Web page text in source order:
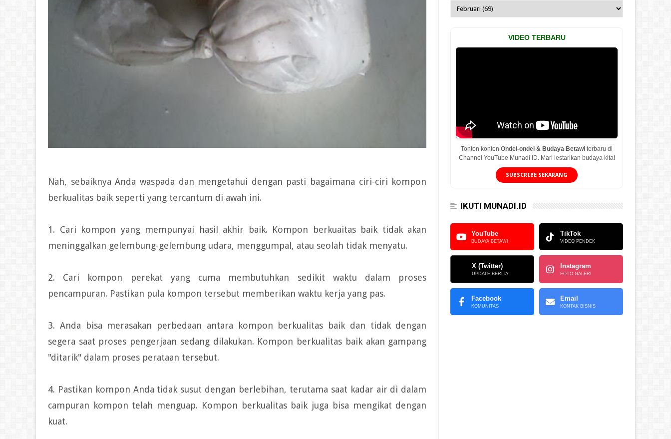
Nah, sebaiknya Anda waspada dan mengetahui dengan pasti bagaimana ciri-ciri kompon
berkualitas baik seperti yang tercantum di awah ini.
1. Cari kompon yang mempunyai hasil akhir baik. Kompon berkuaitas baik tidak akan
meninggalkan gelembung-gelembung udara, menggumpal, atau seolah tidak menyatu.
2. Cari kompon perekat yang cuma membutuhkan sedikit waktu dalam proses
pencampuran. Pastikan pula kompon tersebut memberikan waktu kerja yang pas.
3. Anda bisa merasakan perbedaan antara kompon berkualitas baik dan tidak dengan
segera saat proses pengerjaan sedang dilakukan. Kompon berkualitas baik akan gampang
"ditarik" dalam proses perataan tersebut.
4. Pastikan kompon Anda tidak susut dengan berlebihan, terutama saat kadar air di dalam
campuran kompon telah menguap. Kompon berkualitas baik juga bisa mengikat dengan
kuat.
VIDEO TERBARU
Tonton kontenOndel-ondel & Budaya Betawi terbaru di
Channel YouTube Munadi ID. Mari lestarikan budaya kita!
SUBSCRIBE SEKARANG
IKUTI MUNADI.ID
YouTube
BUDAYA BETAWI
TikTok
VIDEO PENDEK
X (Twitter)
UPDATE BERITA
Instagram
FOTO GALERI
Facebook
KOMUNITAS
Email
KONTAK BISNIS